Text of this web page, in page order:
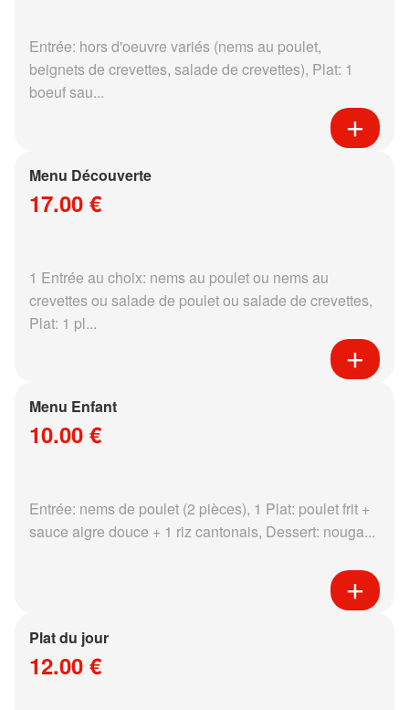
Entrée: hors d'oeuvre variés (nems au poulet,
beignets de crevettes, salade de crevettes), Plat: 1
boeuf sau...
Menu Découverte
17.00 €
1 Entrée au choix: nems au poulet ou nems au
crevettes ou salade de poulet ou salade de crevettes,
Plat: 1 pl...
Menu Enfant
10.00 €
Entrée: nems de poulet (2 pièces), 1 Plat: poulet frit +
sauce aigre douce + 1 riz cantonais, Dessert: nouga...
Plat du jour
12.00 €